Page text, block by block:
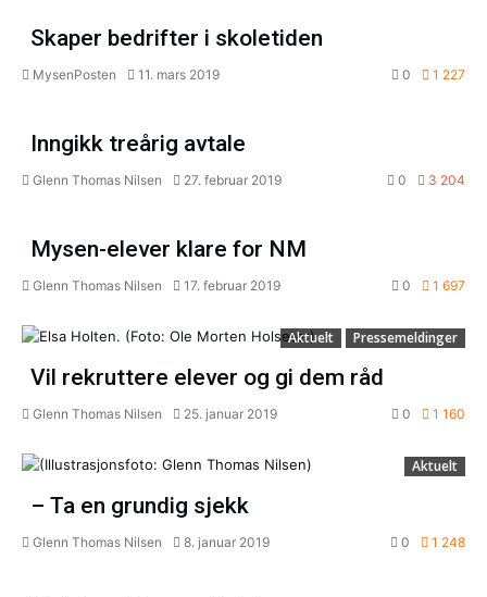
Skaper bedrifter i skoletiden
MysenPosten 11. mars 2019 0 1 227
Inngikk treårig avtale
Glenn Thomas Nilsen 27. februar 2019 0 3 204
Mysen-elever klare for NM
Glenn Thomas Nilsen 17. februar 2019 0 1 697
Aktuelt Pressemeldinger
Vil rekruttere elever og gi dem råd
Glenn Thomas Nilsen 25. januar 2019 0 1 160
Aktuelt
– Ta en grundig sjekk
Glenn Thomas Nilsen 8. januar 2019 0 1 248